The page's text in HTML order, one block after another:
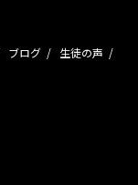
ブログ
生徒の声